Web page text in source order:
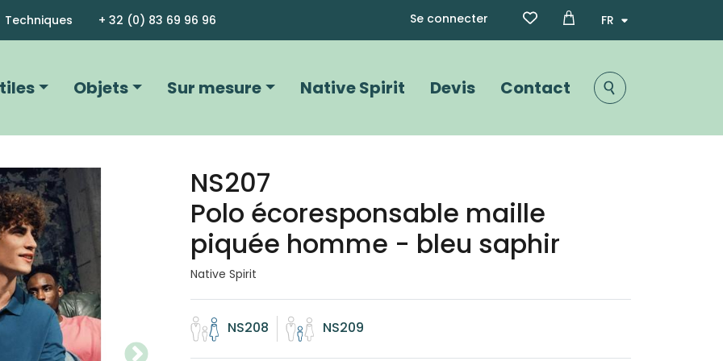
Aller au contenu principal
Techniques + 32 (0) 83 69 96 96 Menu du compte de
Se connecter
principale
Objets Sur mesure Native Spirit Devis Contact
ImageNS207
Polo écoresponsable maille
piquée homme - bleu saphir
Native Spirit
NS208 NS209